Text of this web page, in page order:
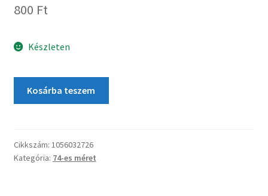
800 Ft
Készleten
Kosárba teszem
Cikkszám: 1056032726
Kategória: 74-es méret